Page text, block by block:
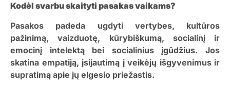
Kodėl svarbu skaityti pasakas vaikams?
Pasakos padeda ugdyti vertybes, kultūros
pažinimą, vaizduotę, kūrybiškumą, socialinį ir
emocinį intelektą bei socialinius įgūdžius. Jos
skatina empatiją, įsijautimą į veikėjų išgyvenimus ir
supratimą apie jų elgesio priežastis.